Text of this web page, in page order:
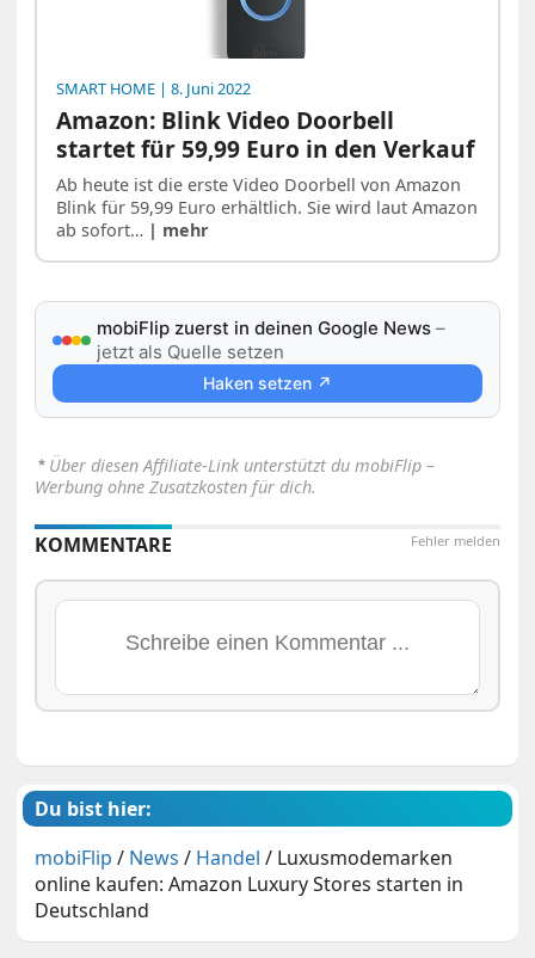
SMART HOME | 8. Juni 2022
Amazon: Blink Video Doorbell
startet für 59,99 Euro in den Verkauf
Ab heute ist die erste Video Doorbell von Amazon
Blink für 59,99 Euro erhältlich. Sie wird laut Amazon
ab sofort… | mehr
mobiFlip zuerst in deinen Google News –
jetzt als Quelle setzen
Haken setzen ↗
⋆ Über diesen Affiliate-Link unterstützt du mobiFlip –
Werbung ohne Zusatzkosten für dich.
Fehler melden
KOMMENTARE
Du bist hier:
mobiFlip / News / Handel / Luxusmodemarken
online kaufen: Amazon Luxury Stores starten in
Deutschland